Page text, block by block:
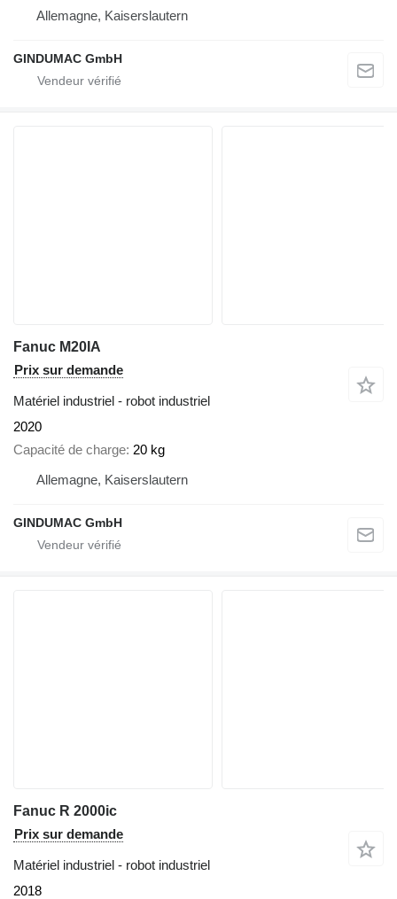
Allemagne, Kaiserslautern
GINDUMAC GmbH
Fanuc M20IA
Prix sur demande
Matériel industriel - robot industriel
2020
Capacité de charge 20 kg
Allemagne, Kaiserslautern
GINDUMAC GmbH
Fanuc R 2000ic
Prix sur demande
Matériel industriel - robot industriel
2018